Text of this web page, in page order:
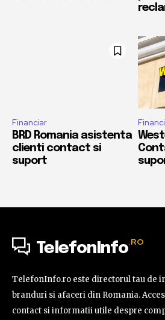
Financiar
BRD Romania asistenta
clienti contact si
suport
TelefonInfo.RO
TelefonInfo.ro este directorul tau de
branduri si afaceri din Romania.
contact si informatii utile despre